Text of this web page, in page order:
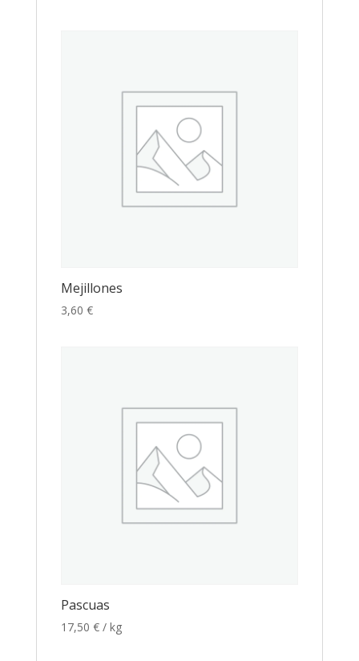
Mejillones
3,60 €
Pascuas
17,50 € / kg